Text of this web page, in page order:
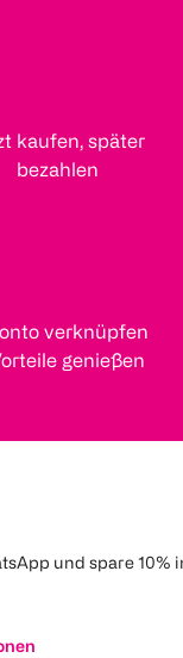
kaufen, später
bezahlen
verknüpfen
genießen
und spare 10%